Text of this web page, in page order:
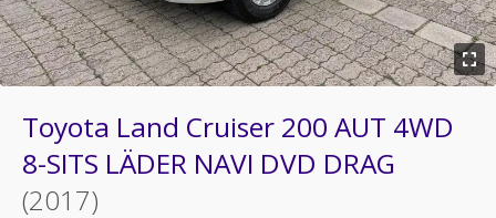
Toyota Land Cruiser 200 AUT 4WD
8-SITS LÄDER NAVI DVD DRAG
(2017)